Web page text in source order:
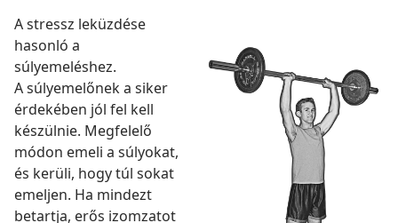
A stressz leküzdése
hasonló a
súlyemeléshez.
A súlyemelőnek a siker
érdekében jól fel kell
készülnie. Megfelelő
módon emeli a súlyokat,
és kerüli, hogy túl sokat
emeljen. Ha mindezt
betartja, erős izomzatot